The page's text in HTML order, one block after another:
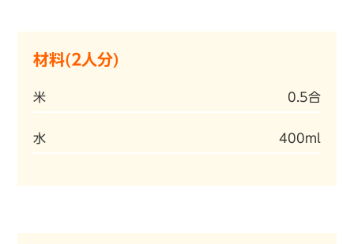
材料(2人分)
米 0.5合
水 400ml